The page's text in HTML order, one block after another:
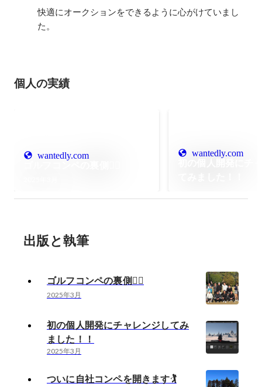
快適にオークションをできるように心がけていまし
た。
個人の実績
wantedly.com wantedly.com
出版と執筆
ゴルフコンペの裏側🏌️‍♀️
2025年3月
初の個人開発にチャレンジしてみ
ました！！
2025年3月
ついに自社コンペを開きます🏌️